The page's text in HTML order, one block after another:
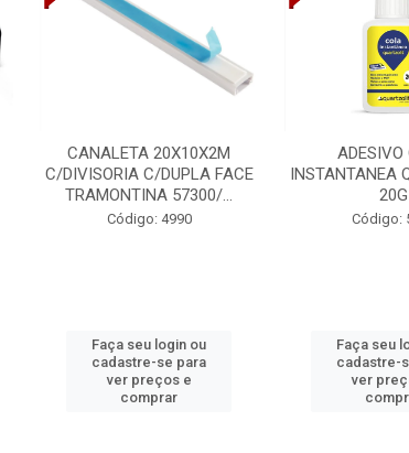
ADESIVO COLA
INSTANTANEA QUARTZOLIT
20G
Código: 5254
Faça seu login ou
cadastre-se para
ver preços e
comprar
VENTILADOR
TETO DELTA
BIVOLT
Código:
Faça seu
cadastre-
ver